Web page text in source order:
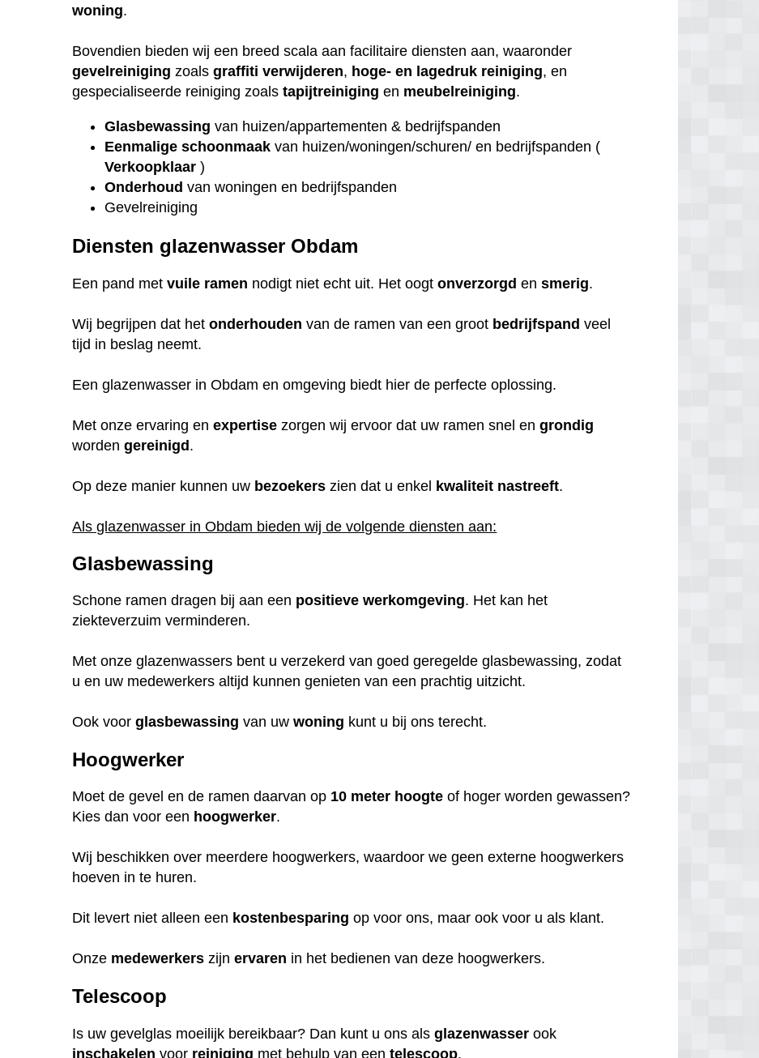
woning.
Bovendien bieden wij een breed scala aan facilitaire diensten aan, waaronder
gevelreiniging zoalsgraffiti verwijderen, hoge- en lagedruk reiniging, en
gespecialiseerde reiniging zoalstapijtreiniging en meubelreiniging.
Glasbewassing van huizen/appartementen & bedrijfspanden
Eenmalige schoonmaak van huizen/woningen/schuren/ en bedrijfspanden (
Verkoopklaar )
Onderhoud van woningen en bedrijfspanden
Gevelreiniging
Diensten glazenwasser Obdam
Een pand metvuile ramen nodigt niet echt uit. Het oogtonverzorgd ensmerig.
Wij begrijpen dat hetonderhouden van de ramen van een groot bedrijfspand veel
tijd in beslag neemt.
Een glazenwasser in Obdam en omgeving biedt hier de perfecte oplossing.
Met onze ervaring enexpertise zorgen wij ervoor dat uw ramen snel engrondig
wordengereinigd .
Op deze manier kunnen uw bezoekers zien dat u enkel kwaliteit nastreeft.
Als glazenwasser in Obdam bieden wij de volgende diensten aan:
Glasbewassing
Schone ramen dragen bij aan een positieve werkomgeving. Het kan het
ziekteverzuim verminderen.
Met onze glazenwassers bent u verzekerd van goed geregelde glasbewassing, zodat
u en uw medewerkers altijd kunnen genieten van een prachtig uitzicht.
Ook voorglasbewassing van uwwoning kunt u bij ons terecht.
Hoogwerker
Moet de gevel en de ramen daarvan op 10 meter hoogte of hoger worden gewassen?
Kies dan voor een hoogwerker.
Wij beschikken over meerdere hoogwerkers, waardoor we geen externe hoogwerkers
hoeven in te huren.
Dit levert niet alleen een kostenbesparing op voor ons, maar ook voor u als klant.
Onze medewerkers zijnervaren in het bedienen van deze hoogwerkers.
Telescoop
Is uw gevelglas moeilijk bereikbaar? Dan kunt u ons alsglazenwasser ook
inschakelen voor reiniging met behulp van eentelescoop.